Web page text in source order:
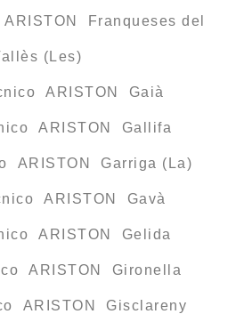
Franqueses del
(Les)
ARISTON Gaià
ARISTON Gallifa
ARISTON Garriga (La)
ARISTON Gavà
ARISTON Gelida
ARISTON Gironella
ARISTON Gisclareny